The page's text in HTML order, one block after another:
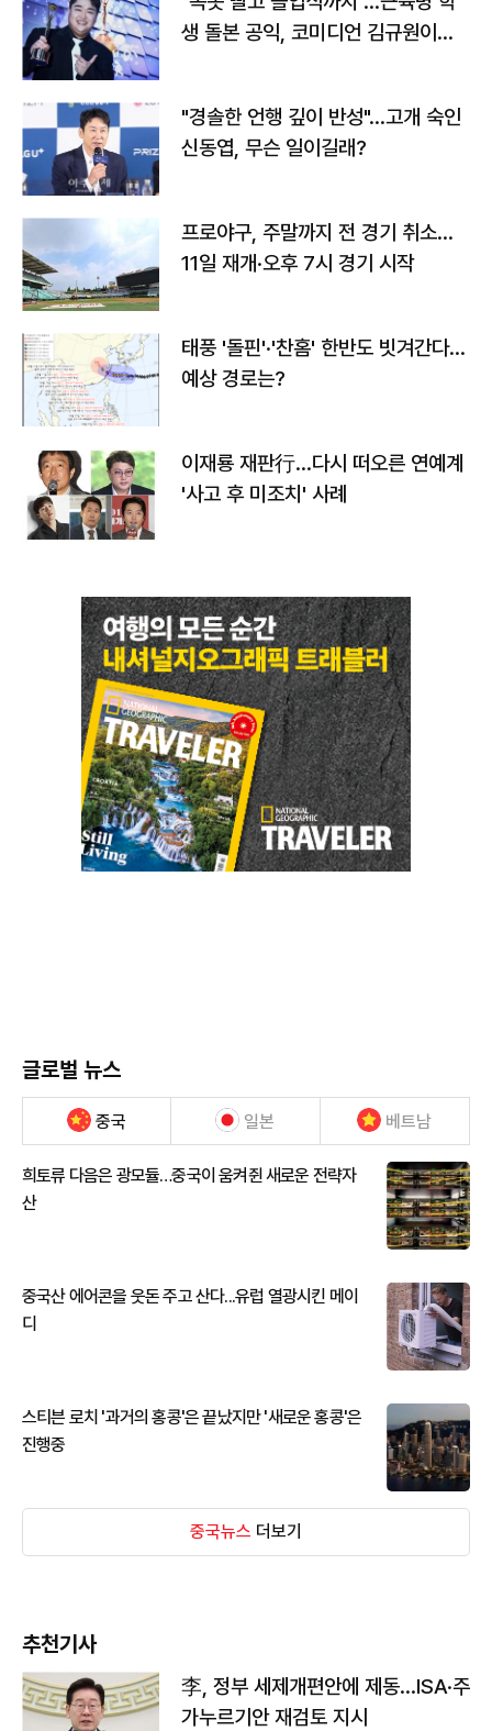
생 돌본 공익, 코미디언 김규원이었
"경솔한 언행 깊이 반성"…고개 숙인
신동엽, 무슨 일이길래?
프로야구, 주말까지 전 경기 취소…
11일 재개·오후 7시 경기 시작
태풍 '돌핀'·'찬홈' 한반도 빗겨간다…
예상 경로는?
이재룡 재판行…다시 떠오른 연예계
'사고 후 미조치' 사례
글로벌 뉴스
중국 일본 베트남
희토류 다음은 광모듈…중국이 움켜쥔 새로운 전략자
산
중국산 에어콘을 웃돈 주고 산다...유럽 열광시킨 메이
디
스티븐 로치 '과거의 홍콩'은 끝났지만 '새로운 홍콩'은
진행중
중국뉴스 더보기
추천기사
李, 정부 세제개편안에 제동…ISA·주
가누르기안 재검토 지시